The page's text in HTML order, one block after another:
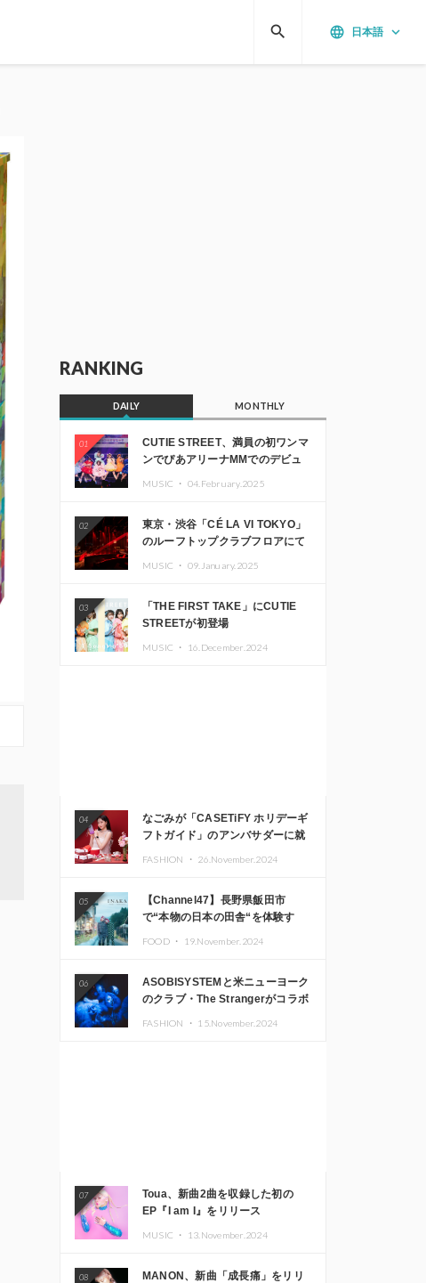
language 日本語 keyboard_arrow_down
search
RANKING
DAILY MONTHLY
01
CUTIE STREET、満員の初ワンマ
ンでぴあアリーナMMでのデビュ
MUSIC ・ 04.February.2025
02
東京・渋谷「CÉ LA VI TOKYO」
のルーフトップクラブフロアにて
Kza（FORCE OF NATURE）ら日
本を代表するDJ・クリエイターが
出演
MUSIC ・ 09.January.2025
03
「THE FIRST TAKE」にCUTIE
STREETが初登場
MUSIC ・ 16.December.2024
04
なごみが「CASETiFY ホリデーギ
フトガイド」のアンバサダーに就
FASHION ・ 26.November.2024
05
【Channel47】長野県飯田市
で“本物の日本の田舎“を体験す
FOOD ・ 19.November.2024
06
ASOBISYSTEMと米ニューヨーク
のクラブ・The Strangerがコラボ
FASHION ・ 15.November.2024
07
Toua、新曲2曲を収録した初の
EP『I am I』をリリース
MUSIC ・ 13.November.2024
08
MANON、新曲「成長痛」をリリ